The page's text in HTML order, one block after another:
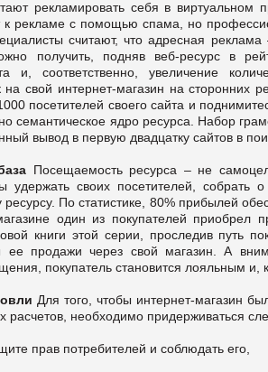
рекламировать себя в виртуальном
к рекламе с помощью спама, но
считают, что адресная
получить, подняв веб-ресурс в
и, соответственно, увеличение
свой интернет-магазин на сторонних
посетителей своего сайта и
семантическое ядро ресурса. Набор
вывод в первую двадцатку сайтов в
Посещаемость ресурса – не
удержать своих посетителей,
ресурсу. По статистике, 80% прибылей
один из покупателей приобрел
книги этой серии, проследив путь
продажи через свой магазин. А
покупатель становится лояльным
Для того, чтобы интернет-магазин
расчетов, необходимо придерживаться
прав потребителей и соблюдать его,